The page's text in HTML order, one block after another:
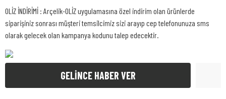
OLİZ İNDİRİMİ : Arçelik-OLİZ uygulamasına özel indirim olan ürünlerde
siparişiniz sonrası müşteri temsilcimiz sizi arayıp cep telefonunuza sms
olarak gelecek olan kampanya kodunu talep edecektir.
GELİNCE HABER VER